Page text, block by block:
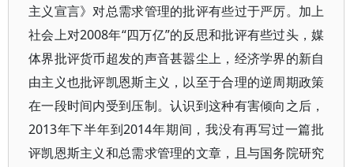
主义宣言》对总需求管理的批评有些过于严厉。加上
社会上对2008年“四万亿”的反思和批评有些过头，媒
体界批评货币超发的声音甚嚣尘上，经济学界的新自
由主义也批评凯恩斯主义，以至于合理的逆周期政策
在一段时间内受到压制。认识到这种有害倾向之后，
2013年下半年到2014年期间，我没有再写过一篇批
评凯恩斯主义和总需求管理的文章，且与国务院研究